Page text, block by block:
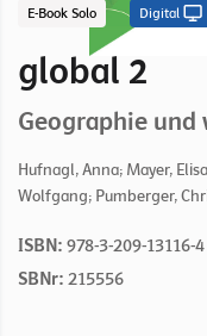
E-Book Solo Digital
global 2
Geographie
Hufnagl, Anna; Mayer,
Wolfgang; Pumberger,
ISBN: 978-3-209-13116-4
SBNr: 215556